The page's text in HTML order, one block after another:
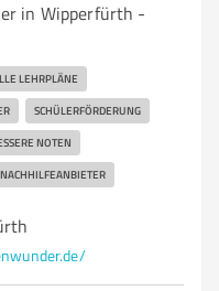
in Wipperfürth -
LEHRPLÄNE
SCHÜLERFÖRDERUNG
NOTEN
NACHHILFEANBIETER